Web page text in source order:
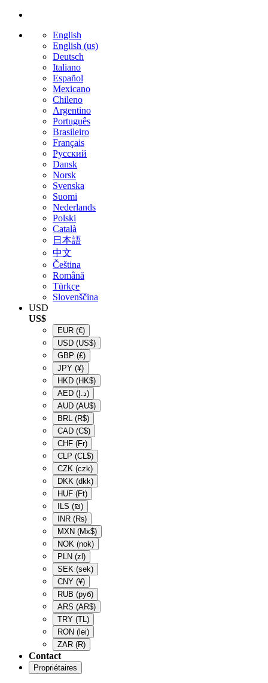
English
English (us)
Deutsch
Italiano
Español
Mexicano
Chileno
Argentino
Português
Brasileiro
Français
Русский
Dansk
Norsk
Svenska
Suomi
Nederlands
Polski
Català
日本語
中文
Čeština
Română
Türkçe
Slovenščina
USD
US$
EUR (€)
USD (US$)
GBP (£)
JPY (¥)
HKD (HK$)
AED
(د.إ)
AUD (AU$)
BRL (R$)
CAD (C$)
CHF (Fr)
CLP (CL$)
CZK (czk)
DKK (dkk)
HUF (Ft)
ILS (₪)
INR (₨)
MXN (Mx$)
NOK (nok)
PLN (zl)
SEK (sek)
CNY (¥)
RUB (руб)
ARS (AR$)
TRY (TL)
RON (lei)
ZAR (R)
Contact
Propriétaires